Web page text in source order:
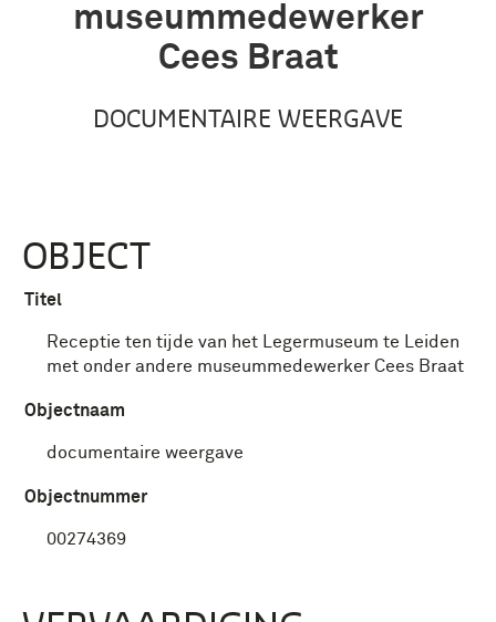
museummedewerker
Cees Braat
DOCUMENTAIRE WEERGAVE
OBJECT
Titel
Receptie ten tijde van het Legermuseum te Leiden
met onder andere museummedewerker Cees Braat
Objectnaam
documentaire weergave
Objectnummer
00274369